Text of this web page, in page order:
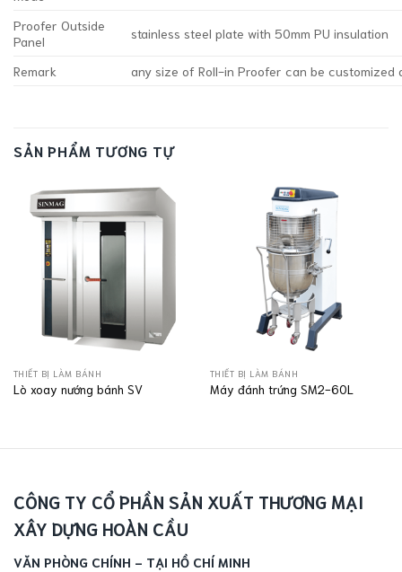
Proofer Outside
Panel
stainless steel plate with 50mm PU insulation
Remark any size of Roll-in Proofer can be customized
SẢN PHẨM TƯƠNG TỰ
THIẾT BỊ LÀM BÁNH
Lò xoay nướng bánh SV
THIẾT BỊ LÀM BÁNH
Máy đánh trứng SM2-60L
CÔNG TY CỔ PHẦN SẢN XUẤT THƯƠNG MẠI
XÂY DỰNG HOÀN CẦU
VĂN PHÒNG CHÍNH - TẠI HỒ CHÍ MINH